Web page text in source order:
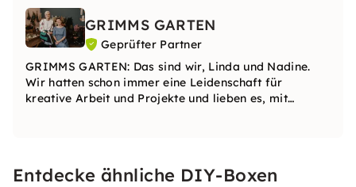
GRIMMS GARTEN
Geprüfter Partner
GRIMMS GARTEN: Das sind wir, Linda und Nadine.
Wir hatten schon immer eine Leidenschaft für
kreative Arbeit und Projekte und lieben es, mit
Entdecke ähnliche DIY-Boxen